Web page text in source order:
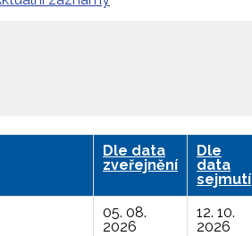
Dle data
zveřejnění
Dle
data
sejmutí
05. 08.
2026
12. 10.
2026